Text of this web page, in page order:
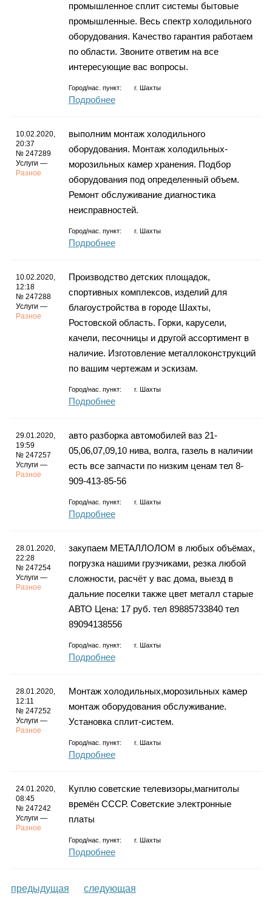
промышленное сплит системы бытовые
промышленные. Весь спектр холодильного
оборудования. Качество гарантия работаем
по области. Звоните ответим на все
интересующие вас вопросы.
Город/нас. пункт: г. Шахты
Подробнее
10.02.2020,
20:37
№ 247289
Услуги —
Разное
выполним монтаж холодильного
оборудования. Монтаж холодильных-
морозильных камер хранения. Подбор
оборудования под определенный объем.
Ремонт обслуживание диагностика
неисправностей.
Город/нас. пункт: г. Шахты
Подробнее
10.02.2020,
12:18
№ 247288
Услуги —
Разное
Производство детских площадок,
спортивных комплексов, изделий для
благоустройства в городе Шахты,
Ростовской область. Горки, карусели,
качели, песочницы и другой ассортимент в
наличие. Изготовление металлоконструкций
по вашим чертежам и эскизам.
Город/нас. пункт: г. Шахты
Подробнее
29.01.2020,
19:59
№ 247257
Услуги —
Разное
авто разборка автомобилей ваз 21-
05,06,07,09,10 нива, волга, газель в наличии
есть все запчасти по низким ценам тел 8-
909-413-85-56
Город/нас. пункт: г. Шахты
Подробнее
28.01.2020,
22:28
№ 247254
Услуги —
Разное
закупаем МЕТАЛЛОЛОМ в любых объёмах,
погрузка нашими грузчиками, резка любой
сложности, расчёт у вас дома, выезд в
дальние поселки также цвет металл старые
АВТО Цена: 17 руб. тел 89885733840 тел
89094138556
Город/нас. пункт: г. Шахты
Подробнее
28.01.2020,
12:11
№ 247252
Услуги —
Разное
Монтаж холодильных,морозильных камер
монтаж оборудования обслуживание.
Установка сплит-систем.
Город/нас. пункт: г. Шахты
Подробнее
24.01.2020,
08:45
№ 247242
Услуги —
Разное
Куплю советские телевизоры,магнитолы
времён СССР. Советские электронные
платы
Город/нас. пункт: г. Шахты
Подробнее
предыдущая следующая